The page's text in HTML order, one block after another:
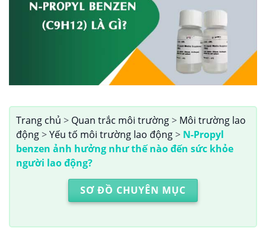
Trang chủ > Quan trắc môi trường> Môi trường lao
động>Yếu tố môi trường lao động> N-Propyl
benzen ảnh hưởng như thế nào đến sức khỏe
người lao động?
SƠ ĐỒ CHUYÊN MỤC